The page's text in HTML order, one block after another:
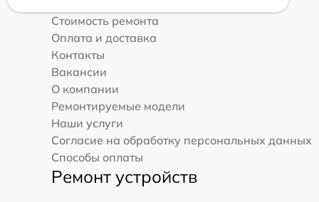
Стоимость ремонта
Оплата и доставка
Контакты
Вакансии
О компании
Ремонтируемые модели
Наши услуги
Согласие на обработку персональных данных
Способы оплаты
Ремонт устройств